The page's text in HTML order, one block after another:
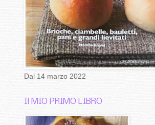
Dal 14 marzo 2022
Il MIO PRIMO LIBRO